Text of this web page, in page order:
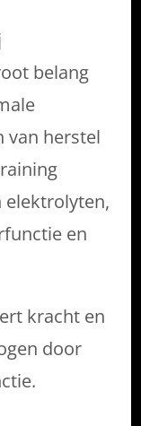
belang
van herstel
elektrolyten,
en
kracht en
door